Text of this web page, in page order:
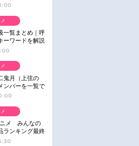
一覧まとめ｜呼
ーワードを解説
鬼月（上弦の
ンバーを一覧で
の情報まと
メ みんなの
ランキング最終